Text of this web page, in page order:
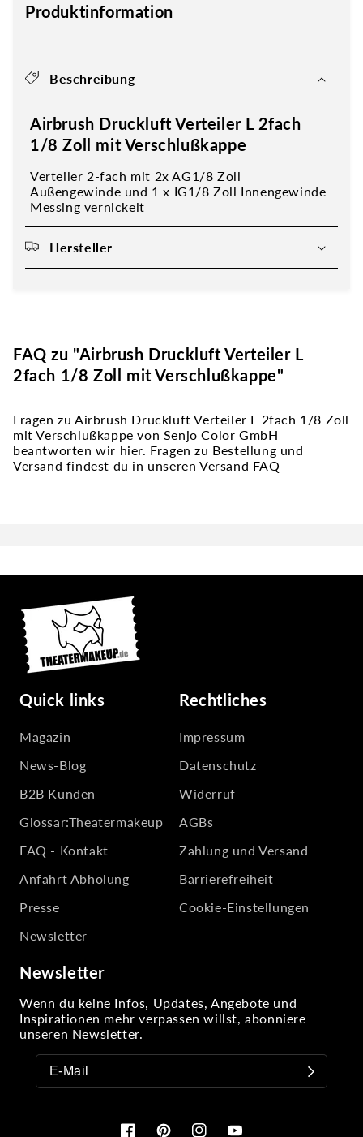
Produktinformation
Beschreibung
Airbrush Druckluft Verteiler L 2fach
1/8 Zoll mit Verschlußkappe
Verteiler 2-fach mit 2x AG1/8 Zoll
Außengewinde und 1 x IG1/8 Zoll Innengewinde
Messing vernickelt
Hersteller
FAQ zu "Airbrush Druckluft Verteiler L
2fach 1/8 Zoll mit Verschlußkappe"
Fragen zu Airbrush Druckluft Verteiler L 2fach 1/8 Zoll
mit Verschlußkappe von Senjo Color GmbH
beantworten wir hier. Fragen zu Bestellung und
Versand findest du in unseren Versand FAQ
Quick links
Magazin
News-Blog
B2B Kunden
Glossar:Theatermakeup
FAQ - Kontakt
Anfahrt Abholung
Presse
Newsletter
Rechtliches
Impressum
Datenschutz
Widerruf
AGBs
Zahlung und Versand
Barrierefreiheit
Cookie-Einstellungen
Newsletter
Wenn du keine Infos, Updates, Angebote und
Inspirationen mehr verpassen willst, abonniere
unseren Newsletter.